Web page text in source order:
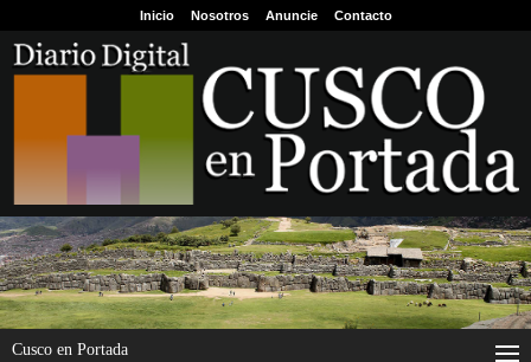
Inicio Nosotros Anuncie Contacto
Cusco en Portada